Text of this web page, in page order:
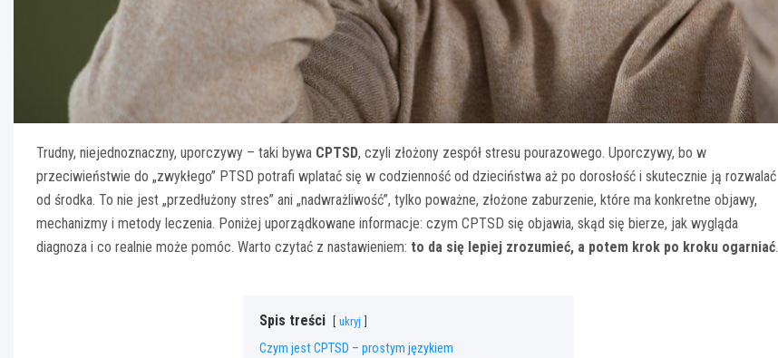
Trudny, niejednoznaczny, uporczywy – taki bywa CPTSD, czyli złożony zespół stresu pourazowego. Uporczywy, bo w
przeciwieństwie do „zwykłego” PTSD potrafi wplatać się w codzienność od dzieciństwa aż po dorosłość i skutecznie ją rozwalać
od środka. To nie jest „przedłużony stres” ani „nadwrażliwość”, tylko poważne, złożone zaburzenie, które ma konkretne objawy,
mechanizmy i metody leczenia. Poniżej uporządkowane informacje: czym CPTSD się objawia, skąd się bierze, jak wygląda
diagnoza i co realnie może pomóc. Warto czytać z nastawieniem: to da się lepiej zrozumieć, a potem krok po kroku ogarniać.
Spis treści ukryj
Czym jest CPTSD – prostym językiem